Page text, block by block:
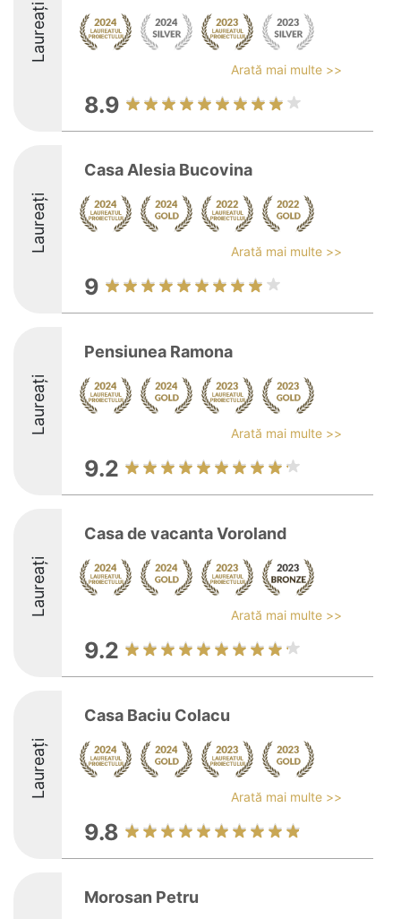
Laureați
Arată mai multe >>
8.9
Laureați
Casa Alesia Bucovina
Arată mai multe >>
9
Laureați
Pensiunea Ramona
Arată mai multe >>
9.2
Laureați
Casa de vacanta Voroland
Arată mai multe >>
9.2
Laureați
Casa Baciu Colacu
Arată mai multe >>
9.8
Morosan Petru